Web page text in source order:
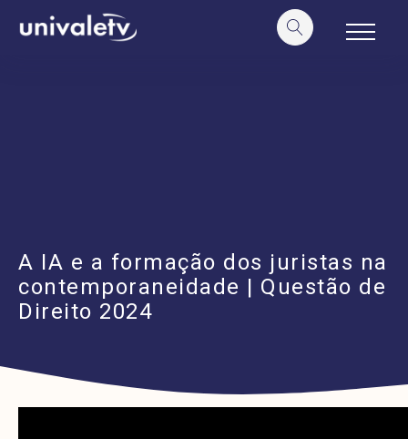
conteúdo
A IA e a formação dos juristas na
contemporaneidade | Questão de
Direito 2024